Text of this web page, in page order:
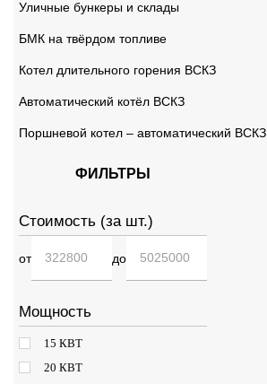
Уличные бункеры и склады
БМК на твёрдом топливе
Котел длительного горения ВСКЗ
Автоматический котёл ВСКЗ
Поршневой котел – автоматический ВСКЗ
ФИЛЬТРЫ
Стоимость (за шт.)
от до
Мощность
15 КВТ
20 КВТ